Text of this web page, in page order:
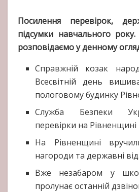
Посилення перевірок,
підсумки навчального
розповідаємо у денному
Справжній козак
Всесвітній день
пологовому будинку
Служба Безпеки
перевірки на Рівненщині
На Рівненщині
нагороди та державні
Вже незабаром у
пролунає останній